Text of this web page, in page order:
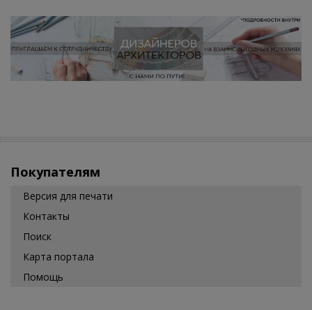
Покупателям
Версия для печати
Контакты
Поиск
Карта портала
Помощь